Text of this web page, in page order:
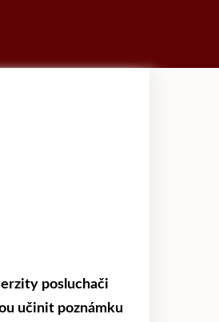
posluchači
učinit poznámku